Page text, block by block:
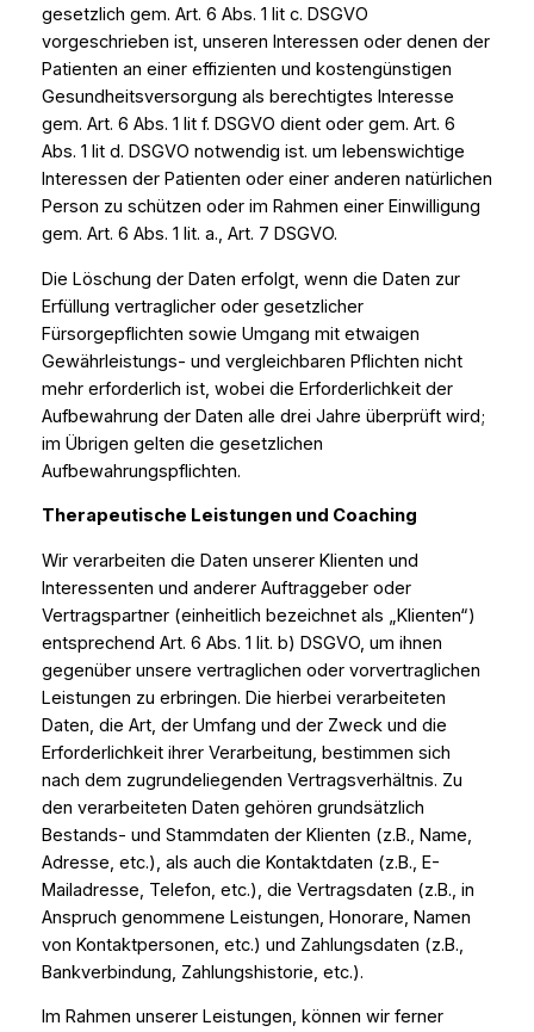
gesetzlich gem. Art. 6 Abs. 1 lit c. DSGVO
vorgeschrieben ist, unseren Interessen oder denen der
Patienten an einer effizienten und kostengünstigen
Gesundheitsversorgung als berechtigtes Interesse
gem. Art. 6 Abs. 1 lit f. DSGVO dient oder gem. Art. 6
Abs. 1 lit d. DSGVO notwendig ist. um lebenswichtige
Interessen der Patienten oder einer anderen natürlichen
Person zu schützen oder im Rahmen einer Einwilligung
gem. Art. 6 Abs. 1 lit. a., Art. 7 DSGVO.
Die Löschung der Daten erfolgt, wenn die Daten zur
Erfüllung vertraglicher oder gesetzlicher
Fürsorgepflichten sowie Umgang mit etwaigen
Gewährleistungs- und vergleichbaren Pflichten nicht
mehr erforderlich ist, wobei die Erforderlichkeit der
Aufbewahrung der Daten alle drei Jahre überprüft wird;
im Übrigen gelten die gesetzlichen
Aufbewahrungspflichten.
Therapeutische Leistungen und Coaching
Wir verarbeiten die Daten unserer Klienten und
Interessenten und anderer Auftraggeber oder
Vertragspartner (einheitlich bezeichnet als „Klienten“)
entsprechend Art. 6 Abs. 1 lit. b) DSGVO, um ihnen
gegenüber unsere vertraglichen oder vorvertraglichen
Leistungen zu erbringen. Die hierbei verarbeiteten
Daten, die Art, der Umfang und der Zweck und die
Erforderlichkeit ihrer Verarbeitung, bestimmen sich
nach dem zugrundeliegenden Vertragsverhältnis. Zu
den verarbeiteten Daten gehören grundsätzlich
Bestands- und Stammdaten der Klienten (z.B., Name,
Adresse, etc.), als auch die Kontaktdaten (z.B., E-
Mailadresse, Telefon, etc.), die Vertragsdaten (z.B., in
Anspruch genommene Leistungen, Honorare, Namen
von Kontaktpersonen, etc.) und Zahlungsdaten (z.B.,
Bankverbindung, Zahlungshistorie, etc.).
Im Rahmen unserer Leistungen, können wir ferner